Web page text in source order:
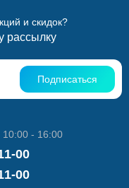
и скидок?
рассылку
Подписаться
- 16:00
00
00